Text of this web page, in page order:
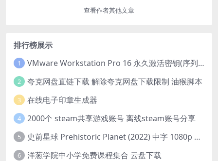
查看作者其他文章
排行榜展示
1 VMware Workstation Pro 16 永久激活密钥(序列号)
2 夸克网盘直链下载 解除夸克网盘下载限制 油猴脚本
3 在线电子印章生成器
4 2000个 steam共享游戏账号 离线steam账号分享
5 史前星球 Prehistoric Planet (2022) 中字 1080p 高清 阿里云盘 2022.5.27已更新全集
6 洋葱学院中小学免费课程集合 云盘下载